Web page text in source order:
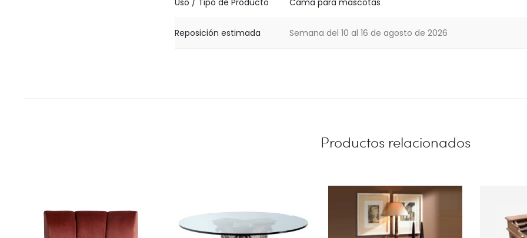
Uso / Tipo de Producto Cama para mascotas
Reposición estimada Semana del 10 al 16 de agosto de 2026
Productos relacionados